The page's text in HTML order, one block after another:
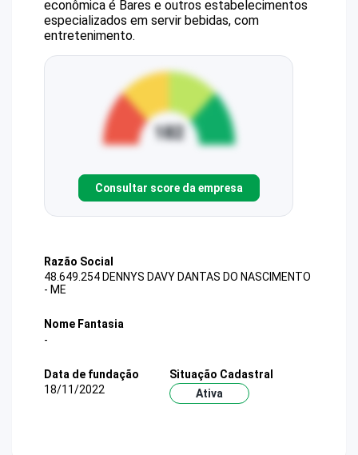
econômica é Bares e outros estabelecimentos
especializados em servir bebidas, com
entretenimento.
Consultar score da empresa
Razão Social
48.649.254 DENNYS DAVY DANTAS DO NASCIMENTO
- ME
Nome Fantasia
-
Data de fundação
18/11/2022
Situação Cadastral
Ativa